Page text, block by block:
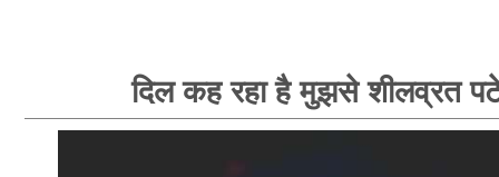
दिल कह रहा है मुझसे शीलव्रत